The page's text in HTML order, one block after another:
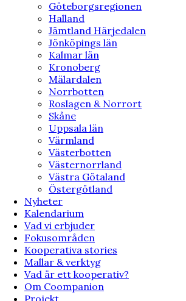
Göteborgsregionen
Halland
Jämtland Härjedalen
Jönköpings län
Kalmar län
Kronoberg
Mälardalen
Norrbotten
Roslagen & Norrort
Skåne
Uppsala län
Värmland
Västerbotten
Västernorrland
Västra Götaland
Östergötland
Nyheter
Kalendarium
Vad vi erbjuder
Fokusområden
Kooperativa stories
Mallar & verktyg
Vad är ett kooperativ?
Om Coompanion
Projekt